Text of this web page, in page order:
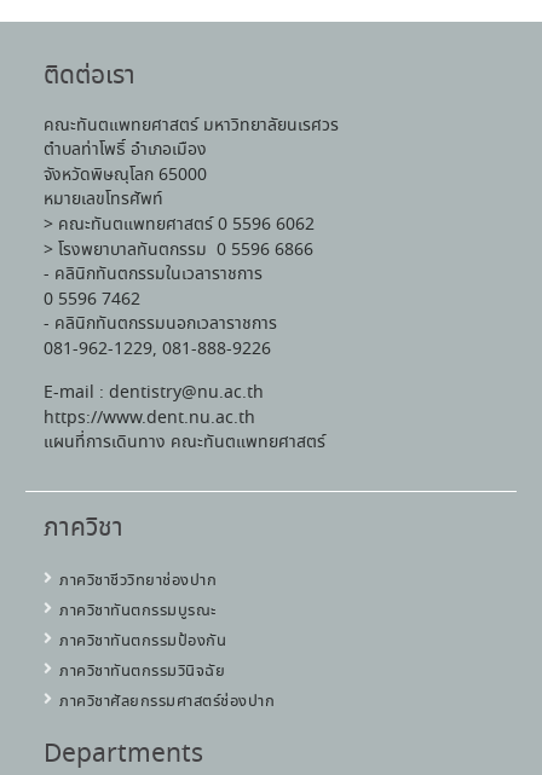
ติดต่อเรา
คณะทันตแพทยศาสตร์ มหาวิทยาลัยนเรศวร
ตำบลท่าโพธิ์ อำเภอเมือง
จังหวัดพิษณุโลก 65000
หมายเลขโทรศัพท์
> คณะทันตแพทยศาสตร์ 0 5596 6062
> โรงพยาบาลทันตกรรม 0 5596 6866
- คลินิกทันตกรรมในเวลาราชการ
0 5596 7462
- คลินิกทันตกรรมนอกเวลาราชการ
081-962-1229, 081-888-9226
E-mail : dentistry@nu.ac.th
https://www.dent.nu.ac.th
แผนที่การเดินทาง คณะทันตแพทยศาสตร์
ภาควิชา
ภาควิชาชีววิทยาช่องปาก
ภาควิชาทันตกรรมบูรณะ
ภาควิชาทันตกรรมป้องกัน
ภาควิชาทันตกรรมวินิจฉัย
ภาควิชาศัลยกรรมศาสตร์ช่องปาก
Departments